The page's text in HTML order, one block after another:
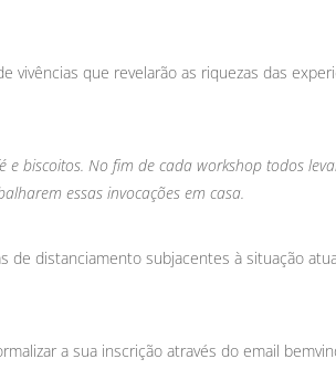
vivências que revelarão as riquezas das
biscoitos. No fim de cada workshop todos
essas invocações em casa.
de distanciamento subjacentes à situação
a sua inscrição através do email